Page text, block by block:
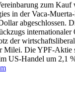
zum Kauf
in der Vaca-
abgeschlossen.
internationaler
der
Milei. Die YPF-Aktie
US-Handel um 2,1